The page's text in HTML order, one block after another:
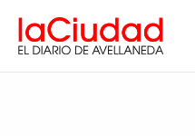
contenido